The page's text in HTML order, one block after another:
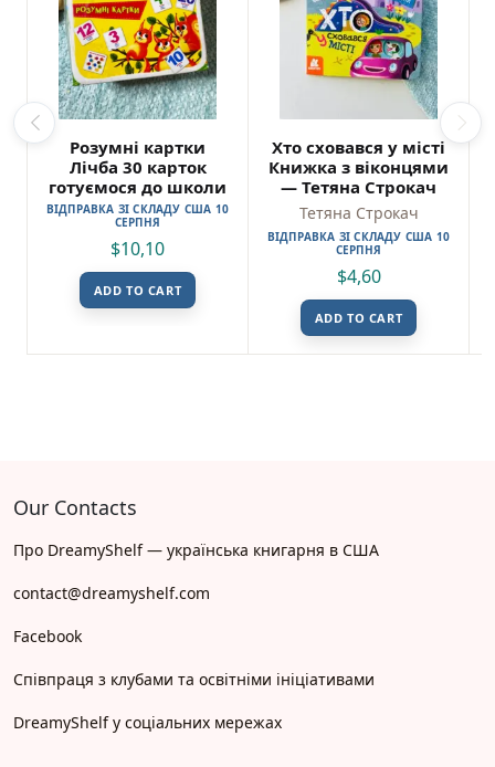
Розумні картки
Лічба 30 карток
готуємося до школи
ВІДПРАВКА ЗІ СКЛАДУ США 10
СЕРПНЯ
$10,10
ADD TO CART
Хто сховався у місті
Книжка з віконцями
— Тетяна Строкач
Тетяна Строкач
ВІДПРАВКА ЗІ СКЛАДУ США 10
СЕРПНЯ
$4,60
ADD TO CART
Our Contacts
Про DreamyShelf — українська книгарня в США
contact@dreamyshelf.com
Facebook
Співпраця з клубами та освітніми ініціативами
DreamyShelf у соціальних мережах